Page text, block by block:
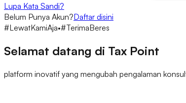
Lupa Kata Sandi?
Belum Punya Akun?Daftar disini
#LewatKamiAja•#TerimaBeres
Selamat datang di Tax Point
platform inovatif yang mengubah pengalaman